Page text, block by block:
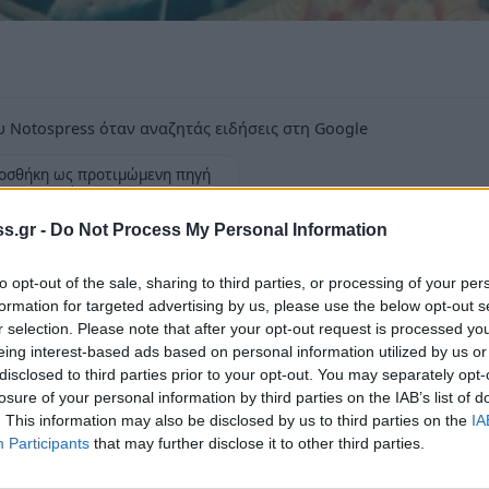
- Do Not Process My Personal Information
opt-out of the sale, sharing to third parties, or processing of your
for targeted advertising by us, please use the below opt-out
selection. Please note that after your opt-out request is processed
interest-based ads based on personal information utilized by us
to third parties prior to your opt-out. You may separately
of your personal information by third parties on the IAB’s list of
This information may also be disclosed by us to third parties on the
Participants that may further disclose it to other third parties.
όταν αναζητάς ειδήσεις στη Google
ως προτιμώμενη πηγή
αποτελέσματα της Google
21:30 , έρχεται ένα μοναδικό live στη
και την Αγγελική Σπηλιάκου στο
και τον Σπύρο Καππάκο στο ακορντεόν.
παρελθόν, στο παρόν και στο μέλλον.
εικόνες από στίχους παλιών συνθετών και